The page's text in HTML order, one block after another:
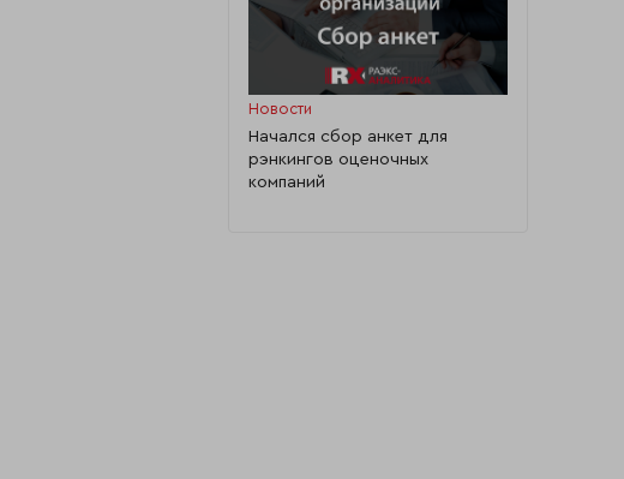
Новости
Начался сбор анкет для
рэнкингов оценочных
компаний